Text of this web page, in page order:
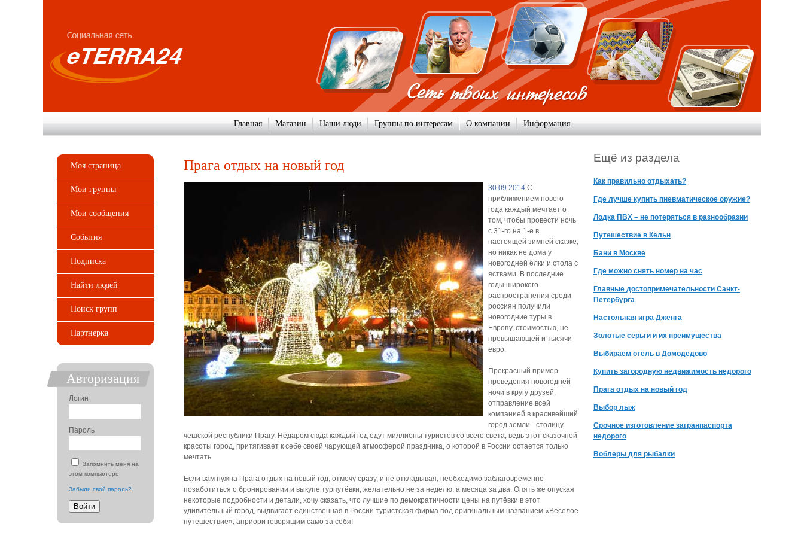
Главная Магазин Наши люди Группы по интересам О компании Информация
Прага отдых на новый год
30.09.2014 С
приближением нового
года каждый мечтает о
том, чтобы провести ночь
с 31-го на 1-е в
настоящей зимней сказке,
но никак не дома у
новогодней ёлки и стола с
яствами. В последние
годы широкого
распространения среди
россиян получили
новогодние туры в
Европу, стоимостью, не
превышающей и тысячи
евро.
Прекрасный пример
проведения новогодней
ночи в кругу друзей,
отправление всей
компанией в красивейший
город земли - столицу
чешской республики Прагу. Недаром сюда каждый год едут миллионы туристов со всего света, ведь этот сказочной
красоты город, притягивает к себе своей чарующей атмосферой праздника, о которой в России остается только
мечтать.
Если вам нужна Прага отдых на новый год, отмечу сразу, и не откладывая, необходимо заблаговременно
позаботиться о бронировании и выкупе турпутёвки, желательно не за неделю, а месяца за два. Опять же опуская
некоторые подробности и детали, хочу сказать, что лучшие по демократичности цены на путёвки в этот
удивительный город, выдвигает единственная в России туристская фирма под оригинальным названием «Веселое
путешествие», априори говорящим само за себя!
Моя страница
Мои группы
Мои сообщения
События
Подписка
Найти людей
Поиск групп
Партнерка
Авторизация
Логин
Пароль
Запомнить меня на
этом компьютере
Забыли свой пароль?
Ещё из раздела
Как правильно отдыхать?
Где лучше купить пневматическое оружие?
Лодка ПВХ – не потеряться в разнообразии
Путешествие в Кельн
Бани в Москве
Где можно снять номер на час
Главные достопримечательности Санкт-
Петербурга
Настольная игра Дженга
Золотые серьги и их преимущества
Выбираем отель в Домодедово
Купить загородную недвижимость недорого
Прага отдых на новый год
Выбор лыж
Срочное изготовление загранпаспорта
недорого
Воблеры для рыбалки